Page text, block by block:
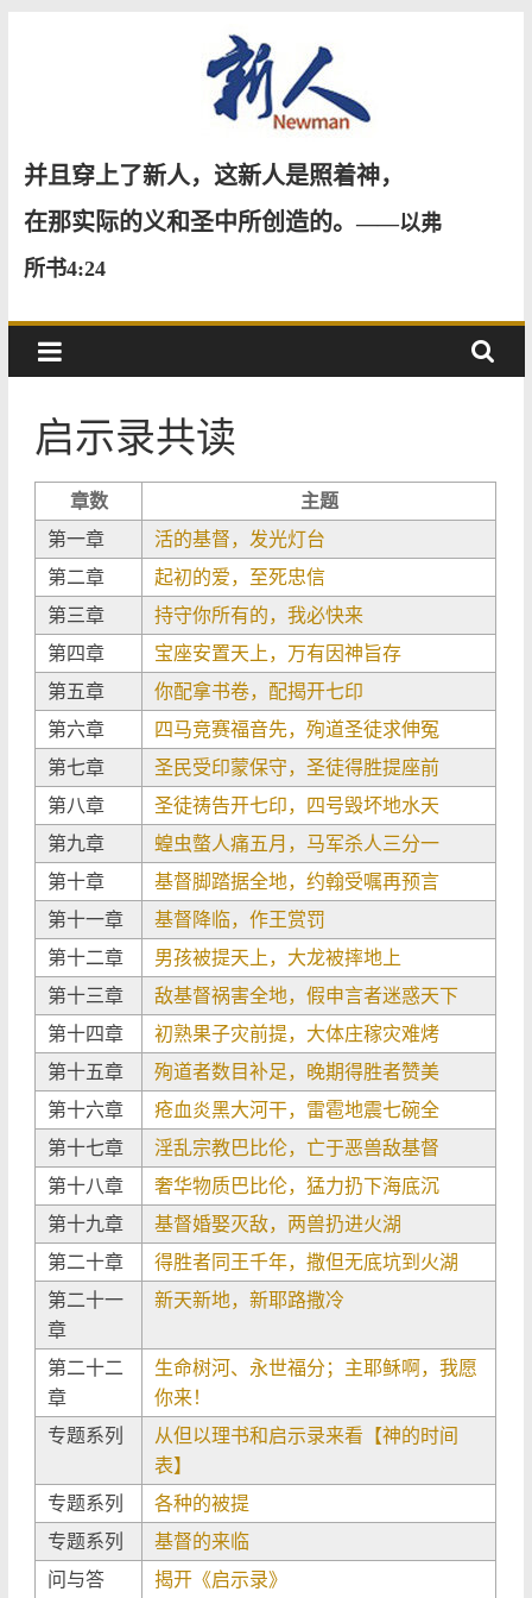
新
人
并且穿上了新人，这新人是照着神，
在那实际的义和圣中所创造的。——以弗
所书4:24
启示录共读
章数
主题
第一章
活的基督，发光灯台
第二章
起初的爱，至死忠信
第三章
持守你所有的，我必快来
第四章
宝座安置天上，万有因神旨存
第五章
你配拿书卷，配揭开七印
第六章
四马竞赛福音先，殉道圣徒求伸冤
第七章
圣民受印蒙保守，圣徒得胜提座前
第八章
圣徒祷告开七印，四号毁坏地水天
第九章
蝗虫螫人痛五月，马军杀人三分一
第十章
基督脚踏据全地，约翰受嘱再预言
第十一章
基督降临，作王赏罚
第十二章
男孩被提天上，大龙被摔地上
第十三章
敌基督祸害全地，假申言者迷惑天下
第十四章
初熟果子灾前提，大体庄稼灾难烤
第十五章
殉道者数目补足，晚期得胜者赞美
第十六章
疮血炎黑大河干，雷雹地震七碗全
第十七章
淫乱宗教巴比伦，亡于恶兽敌基督
第十八章
奢华物质巴比伦，猛力扔下海底沉
第十九章
基督婚娶灭敌，两兽扔进火湖
第二十章
得胜者同王千年，撒但无底坑到火湖
第二十一
章
新天新地，新耶路撒冷
第二十二
章
生命树河、永世福分；主耶稣啊，我愿
你来！
专题系列
从但以理书和启示录来看【神的时间
表】
专题系列
各种的被提
专题系列
基督的来临
问与答
揭开《启示录》